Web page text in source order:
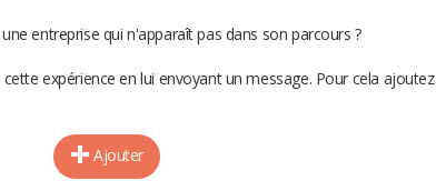
entreprise qui n'apparaît pas dans son parcours ?
expérience en lui envoyant un message. Pour cela ajoutez
Ajouter